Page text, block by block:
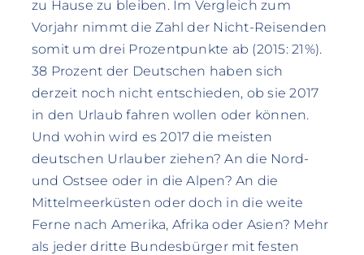
zu Hause zu bleiben. Im Vergleich zum
Vorjahr nimmt die Zahl der Nicht-Reisenden
somit um drei Prozentpunkte ab (2015: 21%).
38 Prozent der Deutschen haben sich
derzeit noch nicht entschieden, ob sie 2017
in den Urlaub fahren wollen oder können.
Und wohin wird es 2017 die meisten
deutschen Urlauber ziehen? An die Nord-
und Ostsee oder in die Alpen? An die
Mittelmeerküsten oder doch in die weite
Ferne nach Amerika, Afrika oder Asien? Mehr
als jeder dritte Bundesbürger mit festen